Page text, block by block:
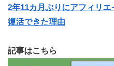
2年11カ月ぶりにアフィリ
復活できた理由
記事はこちら